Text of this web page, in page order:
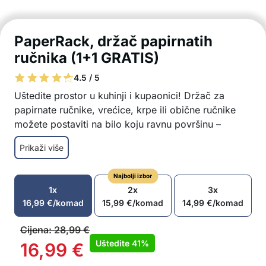
PaperRack, držač papirnatih
ručnika (1+1 GRATIS)
4.5 / 5
Uštedite prostor u kuhinji i kupaonici! Držač za
papirnate ručnike, vrećice, krpe ili obične ručnike
možete postaviti na bilo koju ravnu površinu –
zidove, namještaj ili pločice!
Držač papirnatih ručnika prikladan je za kuhinju,
kupaonicu, ljetnu kuhinju, blagovaonicu itd.
Savršeno pristaje na sve glatke površine –
keramiku, metal, staklo itd.
Držač ručnika možete zalijepiti na zidove,
kupaonske pločice, namještaj itd.
Set se sastoji od nosača koji se lijepi na glatku
površinu i vješalice
Prikaži više
1x
16,99 €/komad
Najbolji izbor
2x
15,99€/komad
3x
14,99€/komad
Cijena:28,99€
16,99 € Uštedite 41%